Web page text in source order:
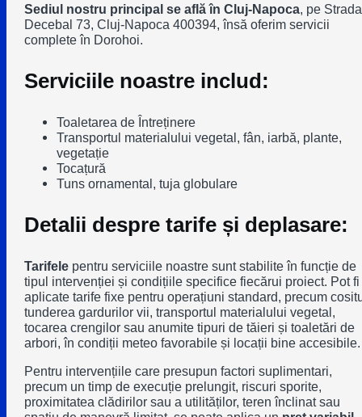
Sediul nostru principal se află în Cluj-Napoca, pe Strada
Decebal 73, Cluj-Napoca 400394, însă oferim servicii
complete în Dorohoi.
Serviciile noastre includ:
Toaletarea de Întreținere
Transportul materialului vegetal, fân, iarbă, plante,
vegetație
Tocațură
Tuns ornamental, tuja globulare
Detalii despre tarife și deplasare:
Tarifelepentru serviciile noastre sunt stabilite în funcție de
tipul intervenției și condițiile specifice fiecărui proiect. Pot fi
aplicate tarife fixe pentru operațiuni standard, precum
tunderea gardurilor vii, transportul materialului vegetal,
tocarea crengilor sau anumite tipuri de tăieri și toaletări de
arbori, în condiții meteo favorabile și locații bine accesibile.
Pentru intervențiile care presupun factori suplimentari,
precum un timp de execuție prelungit, riscuri sporite,
proximitatea clădirilor sau a utilităților, teren înclinat sau